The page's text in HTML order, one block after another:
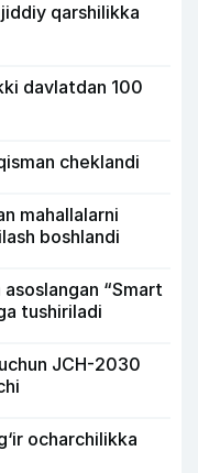
qarshilikka
davlatdan 100
cheklandi
mahallalarni
boshlandi
“Smart
tushiriladi
JCH-2030
ocharchilikka